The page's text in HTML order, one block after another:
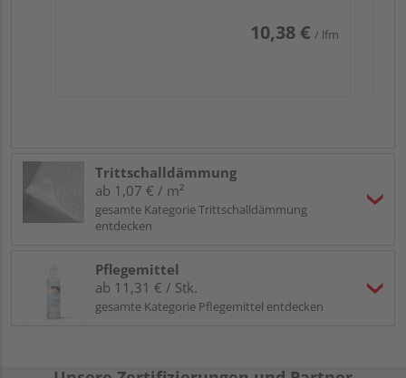
10,38 € / lfm
Trittschalldämmung
ab 1,07 € / m²
gesamte Kategorie Trittschalldämmung
entdecken
Pflegemittel
ab 11,31 € / Stk.
gesamte Kategorie Pflegemittel entdecken